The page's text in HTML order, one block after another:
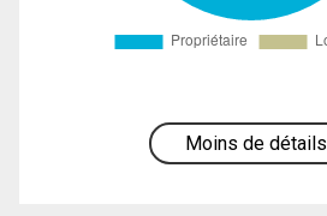
Moins de détails